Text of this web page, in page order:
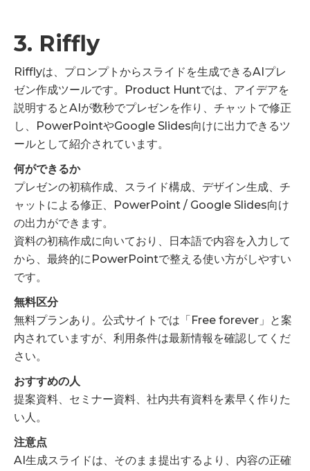
3. Riffly
Rifflyは、プロンプトからスライドを生成できるAIプレ
ゼン作成ツールです。Product Huntでは、アイデアを
説明するとAIが数秒でプレゼンを作り、チャットで修正
し、PowerPointやGoogle Slides向けに出力できるツ
ールとして紹介されています。
何ができるか
プレゼンの初稿作成、スライド構成、デザイン生成、チ
ャットによる修正、PowerPoint / Google Slides向け
の出力ができます。
資料の初稿作成に向いており、日本語で内容を入力して
から、最終的にPowerPointで整える使い方がしやすい
です。
無料区分
無料プランあり。公式サイトでは「Free forever」と案
内されていますが、利用条件は最新情報を確認してくだ
さい。
おすすめの人
提案資料、セミナー資料、社内共有資料を素早く作りた
い人。
注意点
AI生成スライドは、そのまま提出するより、内容の正確